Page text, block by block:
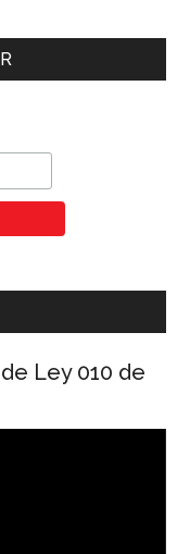
Ley 010 de